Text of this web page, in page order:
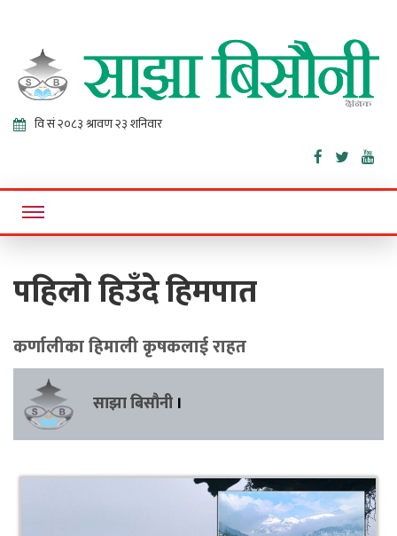
Sajha
Bisaunee
Online News Portal
पहिलो हिउँदे हिमपात
कर्णालीका हिमाली कृषकलाई राहत
साझा बिसौनी ।